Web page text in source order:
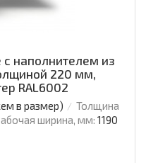
наполнителем из
220 мм,
RAL6002
в размер)
Толщина
ширина, мм: 1190